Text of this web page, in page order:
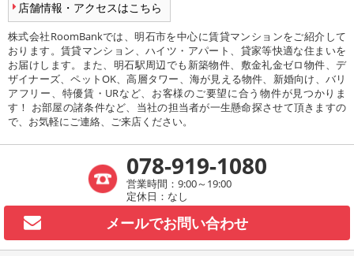
店舗情報・アクセスはこちら
株式会社RoomBankでは、明石市を中心に賃貸マンションをご紹介して
おります。賃貸マンション、ハイツ・アパート、貸家等快適な住まいを
お届けします。また、明石駅周辺でも新築物件、敷金礼金ゼロ物件、デ
ザイナーズ、ペットOK、高層タワー、海が見える物件、新婚向け、バリ
アフリー、特優賃・URなど、お客様のご要望に合う物件が見つかりま
す！ お部屋の諸条件など、当社の担当者が一生懸命探させて頂きますの
で、お気軽にご連絡、ご来店ください。
078-919-1080
営業時間：9:00～19:00
定休日：なし
メールでお問い合わせ